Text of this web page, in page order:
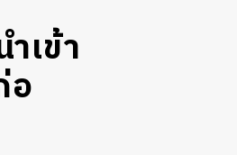
เข้า
อ